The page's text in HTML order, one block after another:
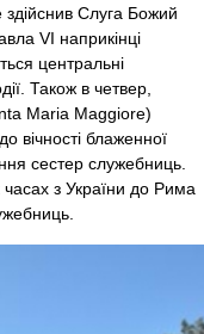
здійснив Слуга Божий
VI наприкінці
центральні
Також в четвер,
Maria Maggiore)
вічності блаженної
сестер служебниць.
часах з України до Рима